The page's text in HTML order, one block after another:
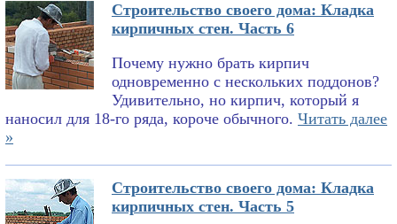
Строительство своего дома: Кладка
кирпичных стен. Часть 6
Почему нужно брать кирпич
одновременно с нескольких поддонов?
Удивительно, но кирпич, который я
наносил для 18-го ряда, короче обычного. Читать далее
»
Строительство своего дома: Кладка
кирпичных стен. Часть 5